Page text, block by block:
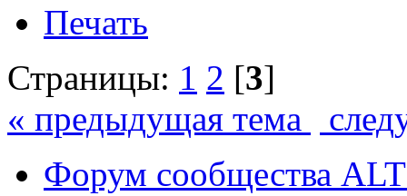
Печать
Страницы: 1 2 [3]
« предыдущая тема
Форум сообщества